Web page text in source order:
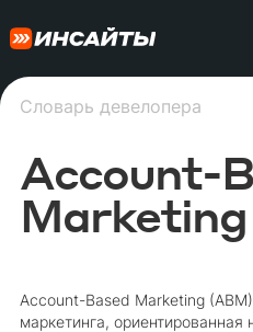
Словарь девелопера
Account-
Account-Based Marketing
маркетинга, ориентированная